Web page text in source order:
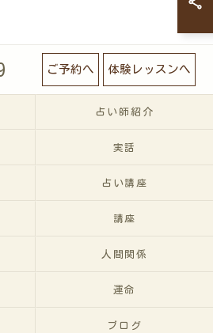
ご予約へ 体験レッスンへ
占い師紹介
実話
占い講座
講座
人間関係
運命
ブログ